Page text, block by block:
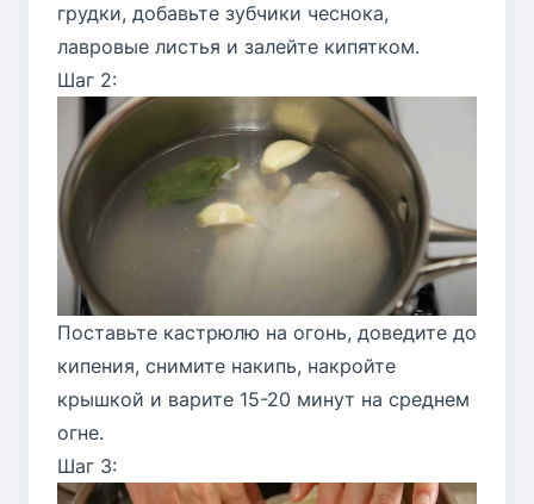
грудки, добавьте зубчики чеснока,
лавровые листья и залейте кипятком.
Шаг 2:
Поставьте кастрюлю на огонь, доведите до
кипения, снимите накипь, накройте
крышкой и варите 15-20 минут на среднем
огне.
Шаг 3: